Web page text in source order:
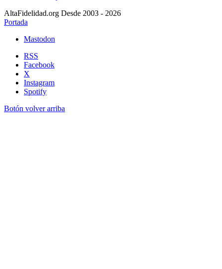
AltaFidelidad.org Desde 2003 - 2026
Portada
Mastodon
RSS
Facebook
X
Instagram
Spotify
Botón volver arriba